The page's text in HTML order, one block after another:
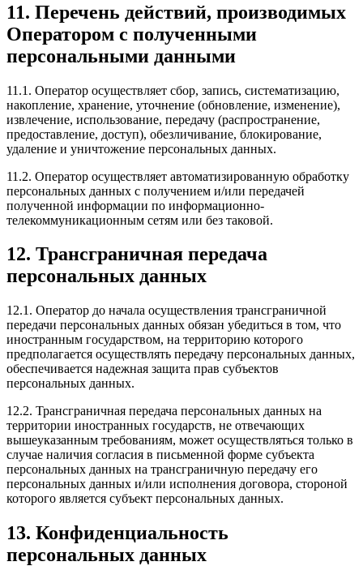
11. Перечень действий, производимых
Оператором с полученными
персональными данными
11.1. Оператор осуществляет сбор, запись, систематизацию,
накопление, хранение, уточнение (обновление, изменение),
извлечение, использование, передачу (распространение,
предоставление, доступ), обезличивание, блокирование,
удаление и уничтожение персональных данных.
11.2. Оператор осуществляет автоматизированную обработку
персональных данных с получением и/или передачей
полученной информации по информационно-
телекоммуникационным сетям или без таковой.
12. Трансграничная передача
персональных данных
12.1. Оператор до начала осуществления трансграничной
передачи персональных данных обязан убедиться в том, что
иностранным государством, на территорию которого
предполагается осуществлять передачу персональных данных,
обеспечивается надежная защита прав субъектов
персональных данных.
12.2. Трансграничная передача персональных данных на
территории иностранных государств, не отвечающих
вышеуказанным требованиям, может осуществляться только в
случае наличия согласия в письменной форме субъекта
персональных данных на трансграничную передачу его
персональных данных и/или исполнения договора, стороной
которого является субъект персональных данных.
13. Конфиденциальность
персональных данных